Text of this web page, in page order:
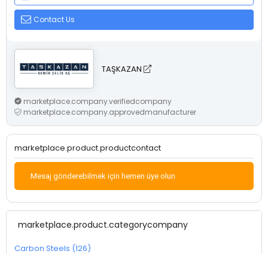
Contact Us
TAŞKAZAN
marketplace.company.verifiedcompany
marketplace.company.approvedmanufacturer
marketplace.product.productcontact
Mesaj gönderebilmek için hemen üye olun
marketplace.product.categorycompany
Carbon Steels (126)